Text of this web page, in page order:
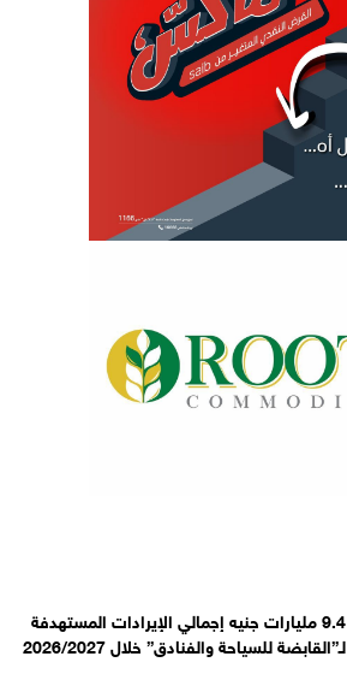
9.4 مليارات جنيه إجمالي الإيرادات المستهدفة
لـ”القابضة للسياحة والفنادق” خلال 2026/2027